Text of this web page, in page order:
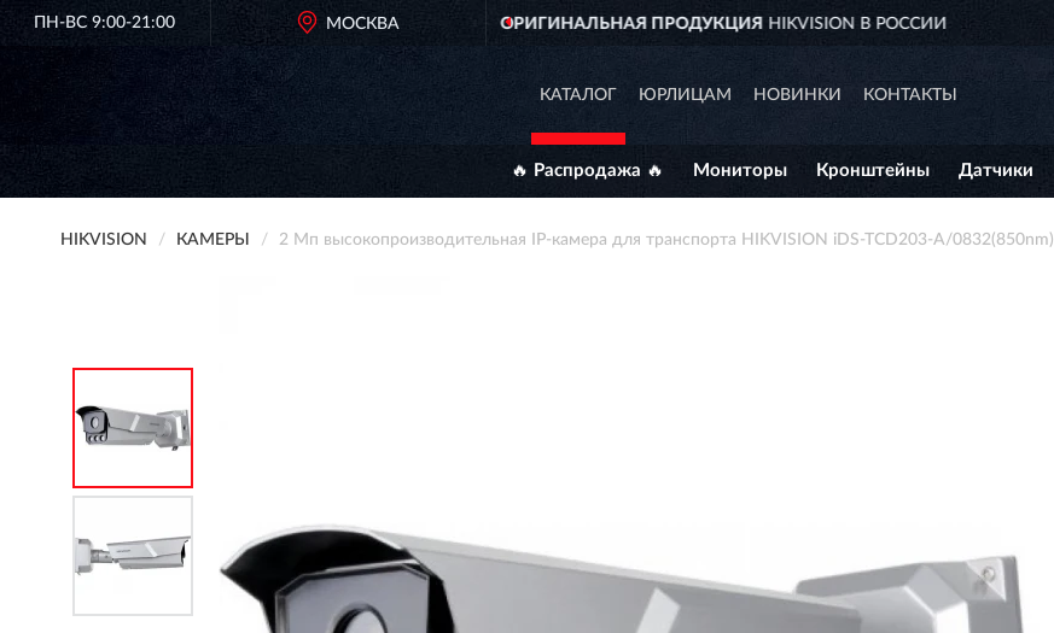
ПН-ВС 9:00-21:00 МОСКВА
ОРИГИНАЛЬНАЯ ПРОДУКЦИЯHIKVISION В РОССИИ ДОСТАВИМПО ВСЕЙ РОССИИ
КАТАЛОГ ЮРЛИЦАМ НОВИНКИ КОНТАКТЫ
🔥 Распродажа 🔥 Мониторы Кронштейны Датчики
HIKVISION КАМЕРЫ 2 Мп высокопроизводительная IP-камера для транспорта HIKVISION iDS-TCD203-A/0832(850nm)